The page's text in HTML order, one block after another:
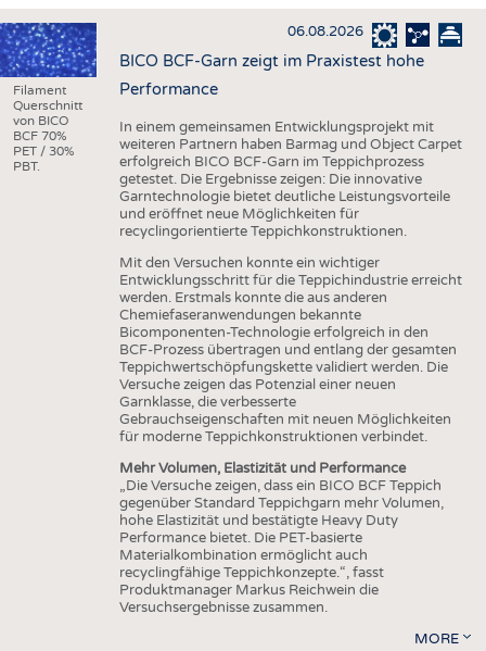
HAUS- UND HEIMTEXTILIEN
BEKLEIDUNG
TESTS
BUSINESS
UNTERNEHMEN
AUSSCHREIBUNGEN
DTV AUSSCHREIBUNGSDIENST
STATISTICS
ADRESSEN & LINKS
PUBLIKATIONEN
BRANCHENTERMINE
Filament
Querschnitt
von BICO
BCF 70%
PET / 30%
PBT.
06.08.2026
BICO BCF-Garn zeigt im Praxistest hohe
Performance
In einem gemeinsamen Entwicklungsprojekt mit
weiteren Partnern haben Barmag und Object Carpet
erfolgreich BICO BCF-Garn im Teppichprozess
getestet. Die Ergebnisse zeigen: Die innovative
Garntechnologie bietet deutliche Leistungsvorteile
und eröffnet neue Möglichkeiten für
recyclingorientierte Teppichkonstruktionen.
Mit den Versuchen konnte ein wichtiger
Entwicklungsschritt für die Teppichindustrie erreicht
werden. Erstmals konnte die aus anderen
Chemiefaseranwendungen bekannte
Bicomponenten-Technologie erfolgreich in den
BCF-Prozess übertragen und entlang der gesamten
Teppichwertschöpfungskette validiert werden. Die
Versuche zeigen das Potenzial einer neuen
Garnklasse, die verbesserte
Gebrauchseigenschaften mit neuen Möglichkeiten
für moderne Teppichkonstruktionen verbindet.
Mehr Volumen, Elastizität und Performance
„Die Versuche zeigen, dass ein BICO BCF Teppich
gegenüber Standard Teppichgarn mehr Volumen,
hohe Elastizität und bestätigte Heavy Duty
Performance bietet. Die PET-basierte
Materialkombination ermöglicht auch
recyclingfähige Teppichkonzepte.“, fasst
Produktmanager Markus Reichwein die
Versuchsergebnisse zusammen.
MORE